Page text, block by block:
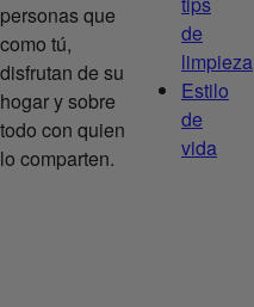
personas que
como tú,
disfrutan de su
hogar y sobre
todo con quien
lo comparten.
de
limpieza
Estilo
de
vida